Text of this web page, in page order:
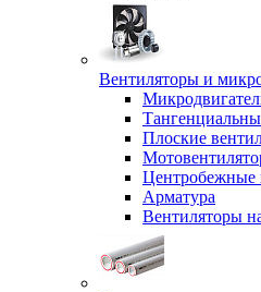
Вентиляторы и
Плоские
Центробежные
Арматура
Вентиляторы